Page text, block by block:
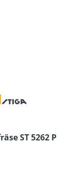
ST 5262 P